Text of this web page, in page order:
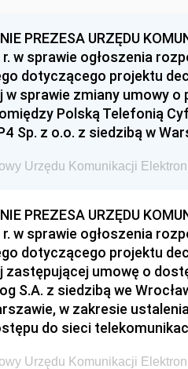
PREZESA URZĘDU
w sprawie ogłoszenia
dotyczącego projektu
w sprawie zmiany umowy o
Polską Telefonią
Sp. z o.o. z siedzibą w
Urzędu Komunikacji
PREZESA URZĘDU
w sprawie ogłoszenia
dotyczącego projektu
zastępującej umowę o
S.A. z siedzibą we
w zakresie
do sieci
Urzędu Komunikacji